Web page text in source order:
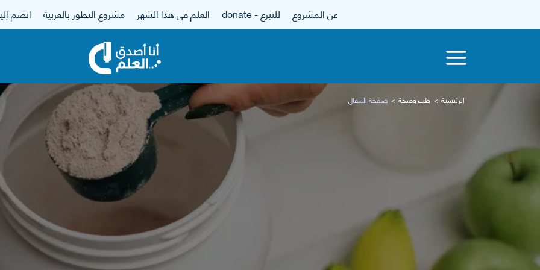
عن المشروع للتبرع - donate العلم في هذا الشهر مشروع التطور بالعربية انضم
الرئيسية طب وصحة صفحة المقال